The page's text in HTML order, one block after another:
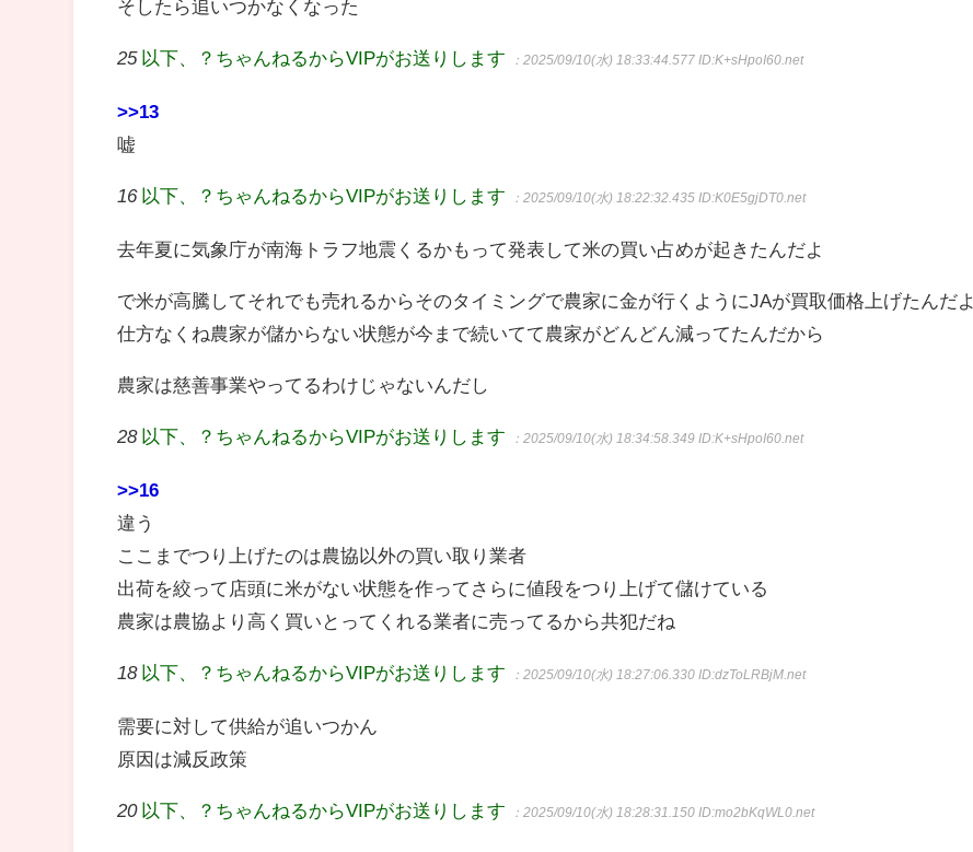
そしたら追いつかなくなった
25 以下、？ちゃんねるからVIPがお送りします ：2025/09/10(水) 18:33:44.577ID:K+sHpoI60.net
>>13
嘘
16 以下、？ちゃんねるからVIPがお送りします ：2025/09/10(水) 18:22:32.435ID:K0E5gjDT0.net
去年夏に気象庁が南海トラフ地震くるかもって発表して米の買い占めが起きたんだよ
で米が高騰してそれでも売れるからそのタイミングで農家に金が行くようにJAが買取価格上げたんだよ
仕方なくね農家が儲からない状態が今まで続いてて農家がどんどん減ってたんだから
農家は慈善事業やってるわけじゃないんだし
28 以下、？ちゃんねるからVIPがお送りします ：2025/09/10(水) 18:34:58.349ID:K+sHpoI60.net
>>16
違う
ここまでつり上げたのは農協以外の買い取り業者
出荷を絞って店頭に米がない状態を作ってさらに値段をつり上げて儲けている
農家は農協より高く買いとってくれる業者に売ってるから共犯だね
18 以下、？ちゃんねるからVIPがお送りします ：2025/09/10(水) 18:27:06.330ID:dzToLRBjM.net
需要に対して供給が追いつかん
原因は減反政策
20 以下、？ちゃんねるからVIPがお送りします ：2025/09/10(水) 18:28:31.150ID:mo2bKqWL0.net